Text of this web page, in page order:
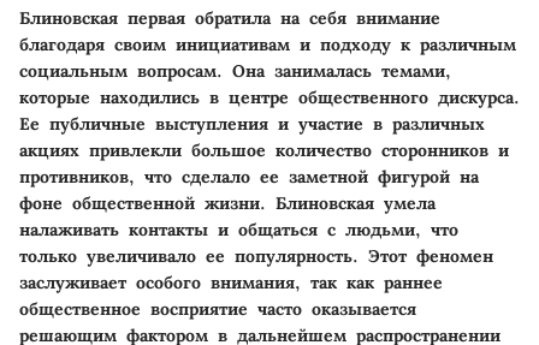
Блиновская первая обратила на себя внимание
благодаря своим инициативам и подходу к различным
социальным вопросам. Она занималась темами,
которые находились в центре общественного дискурса.
Ее публичные выступления и участие в различных
акциях привлекли большое количество сторонников и
противников, что сделало ее заметной фигурой на
фоне общественной жизни. Блиновская умела
налаживать контакты и общаться с людьми, что
только увеличивало ее популярность. Этот феномен
заслуживает особого внимания, так как раннее
общественное восприятие часто оказывается
решающим фактором в дальнейшем распространении